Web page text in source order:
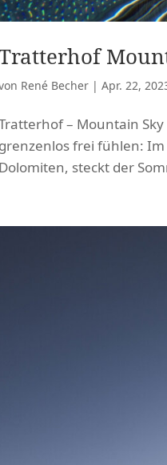
René Becher |Apr. 22,
– Mountain
grenzenlos frei fühlen:
Dolomiten, steckt der